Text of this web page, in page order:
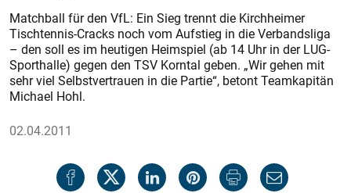
Matchball für den VfL: Ein Sieg trennt die Kirchheimer
Tischtennis-Cracks noch vom Aufstieg in die Verbandsliga
– den soll es im heutigen Heimspiel (ab 14 Uhr in der LUG-
Sporthalle) gegen den TSV Korntal geben. „Wir gehen mit
sehr viel Selbstvertrauen in die Partie“, betont Teamkapitän
Michael Hohl.
02.04.2011